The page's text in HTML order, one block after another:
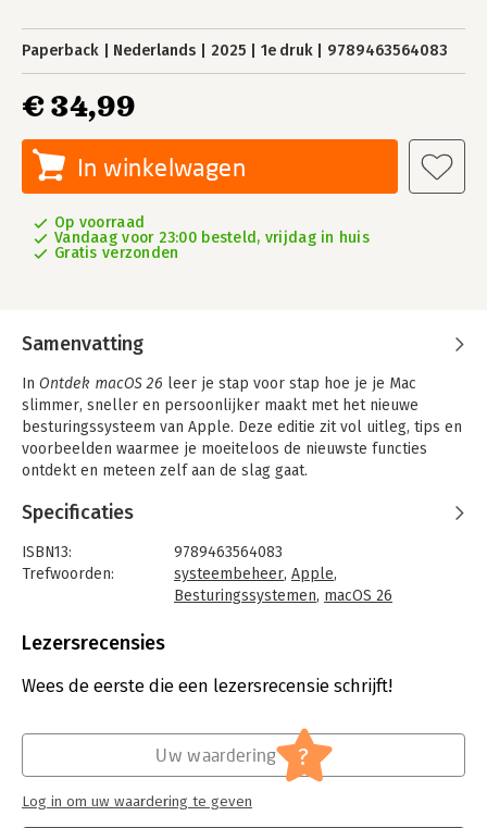
Paperback Nederlands 2025 1e druk 9789463564083
€ 34,99
In winkelwagen
Op voorraad
Vandaag voor 23:00 besteld, vrijdag in huis
Gratis verzonden
Samenvatting
In Ontdek macOS 26 leer je stap voor stap hoe je je Mac
slimmer, sneller en persoonlijker maakt met het nieuwe
besturingssysteem van Apple. Deze editie zit vol uitleg, tips en
voorbeelden waarmee je moeiteloos de nieuwste functies
ontdekt en meteen zelf aan de slag gaat.
macOS 26, dat dit najaar beschikbaar komt, brengt een
opvallend nieuw design met zich mee: Liquid Glass – fris,
transparant en helemaal van nu. Spotlight werkt nu slimmer
en sneller: één zoekopdracht toont alles van documenten tot
apps, en biedt directe acties zoals mailen of notities maken.
direct op je Mac, en Apple Intelligence helpt je met vertalen,
Bob Timroff laat zien hoe je je bureaublad opnieuw inricht,
Games en Shortcuts Pro. Ook privacy, veiligheid en
toegankelijkheid krijgen de aandacht die ze verdienen. Dit boek
is je betrouwbare gids om alles uit macOS 26 te halen, zonder
technisch jargon of omslachtige stappen.
Specificaties
ISBN13:
9789463564083
Trefwoorden:
systeembeheer, Apple,
Besturingssystemen, macOS 26
Bindwijze:
Uitgever:
Van Duuren Media
Hoofdrubriek:
IT-management / ICT
Serie:
Lezersrecensies
Wees de eerste die een lezersrecensie schrijft!
Uw waardering ?
Log in om uw waardering te geven